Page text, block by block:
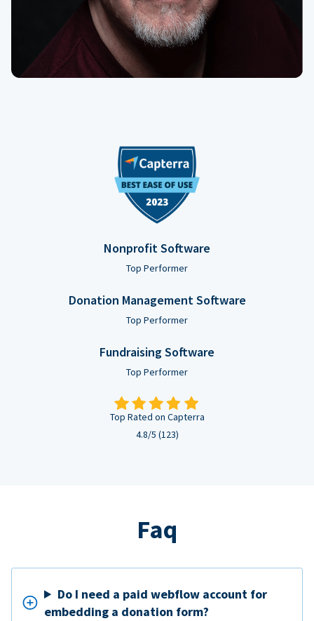
Nonprofit Software
Top Performer
Donation Management Software
Top Performer
Fundraising Software
Top Performer
Top Rated on Capterra
4.8/5 (123)
Faq
Do I need a paid webflow account for
embedding a donation form?